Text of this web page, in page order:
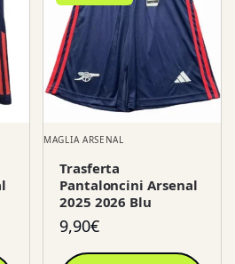
MAGLIA ARSENAL
Trasferta
Pantaloncini Arsenal
2025 2026 Blu
9,90€